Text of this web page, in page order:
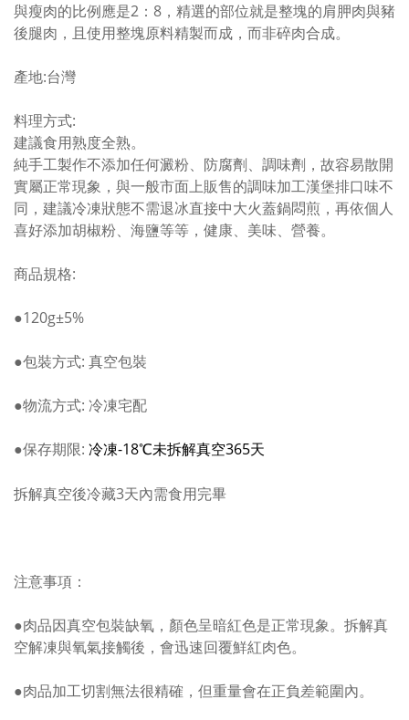
與瘦肉的比例應是2：8，精選的部位就是整塊的肩胛肉與豬
後腿肉，且使用整塊原料精製而成，而非碎肉合成。
產地:台灣
料理方式:
建議食用熟度全熟。
純手工製作不添加任何澱粉、防腐劑、調味劑，故容易散開
實屬正常現象，與一般市面上販售的調味加工漢堡排口味不
同，建議冷凍狀態不需退冰直接中大火蓋鍋悶煎，再依個人
喜好添加胡椒粉、海鹽等等，健康、美味、營養。
商品規格:
●120g±5%
●包裝方式: 真空包裝
●物流方式: 冷凍宅配
●保存期限: 冷凍-18℃未拆解真空365天
拆解真空後冷藏3天內需食用完畢
注意事項：
●肉品因真空包裝缺氧，顏色呈暗紅色是正常現象。拆解真
空解凍與氧氣接觸後，會迅速回覆鮮紅肉色。
●肉品加工切割無法很精確，但重量會在正負差範圍內。